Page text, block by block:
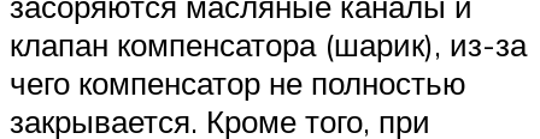
клапан компенсатора (шарик), из-за
чего компенсатор не полностью
закрывается. Кроме того, при